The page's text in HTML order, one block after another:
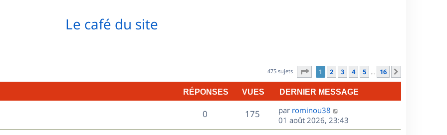
Le café du site
475 sujets Page sur16
1 2 3 4 5 … 16
RÉPONSES VUES DERNIER MESSAGE
0R
é
175V
u
D
e
r
par rominou38
01 août 2026, 23:43